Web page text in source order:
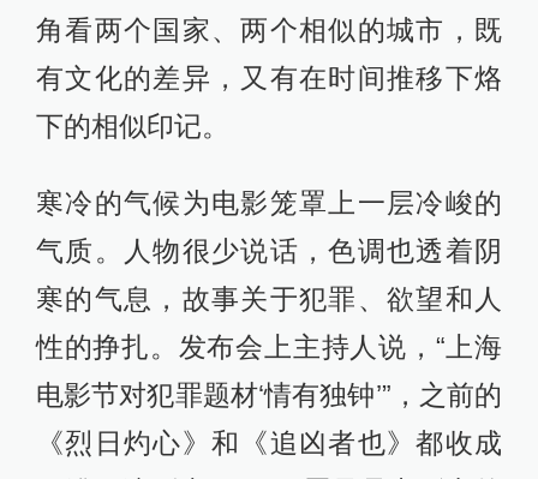
角看两个国家、两个相似的城市，既
有文化的差异，又有在时间推移下烙
下的相似印记。
寒冷的气候为电影笼罩上一层冷峻的
气质。人物很少说话，色调也透着阴
寒的气息，故事关于犯罪、欲望和人
性的挣扎。发布会上主持人说，“上海
电影节对犯罪题材‘情有独钟’”，之前的
《烈日灼心》和《追凶者也》都收成